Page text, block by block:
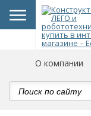
О компании